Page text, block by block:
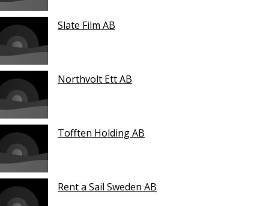
Slate Film AB
Northvolt Ett AB
Tofften Holding AB
Rent a Sail Sweden AB